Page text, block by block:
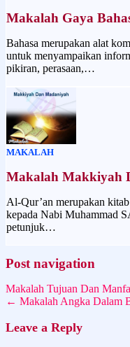
Makalah Gaya
Bahasa merupakan alat
untuk menyampaikan
pikiran, perasaan,…
MAKALAH
Makalah Makkiyah
Al-Qur’an merupakan
kepada Nabi Muhammad
petunjuk…
Post navigation
Makalah Tujuan Dan
← Makalah Angka Dalam
Leave a Reply